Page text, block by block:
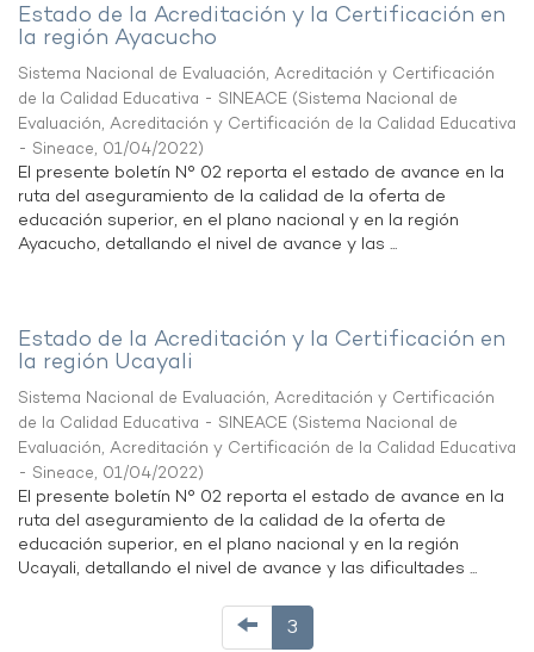
Estado de la Acreditación y la Certificación en
la región Ayacucho
Sistema Nacional de Evaluación, Acreditación y Certificación
de la Calidad Educativa - SINEACE (Sistema Nacional de
Evaluación, Acreditación y Certificación de la Calidad Educativa
- Sineace, 01/04/2022)
El presente boletín N° 02 reporta el estado de avance en la
ruta del aseguramiento de la calidad de la oferta de
educación superior, en el plano nacional y en la región
Ayacucho, detallando el nivel de avance y las ...
Estado de la Acreditación y la Certificación en
la región Ucayali
Sistema Nacional de Evaluación, Acreditación y Certificación
de la Calidad Educativa - SINEACE (Sistema Nacional de
Evaluación, Acreditación y Certificación de la Calidad Educativa
- Sineace, 01/04/2022)
El presente boletín N° 02 reporta el estado de avance en la
ruta del aseguramiento de la calidad de la oferta de
educación superior, en el plano nacional y en la región
Ucayali, detallando el nivel de avance y las dificultades ...
3